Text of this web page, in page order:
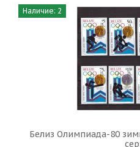
Наличие: 2
Белиз Олимпиада-80